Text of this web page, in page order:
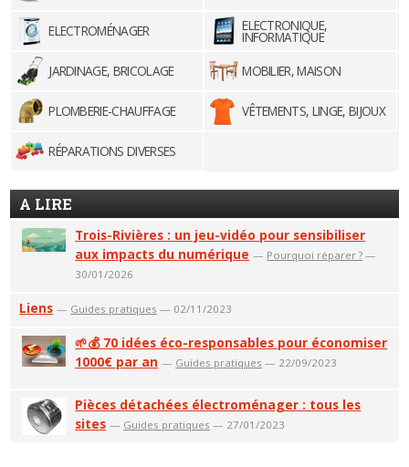
ELECTROMÉNAGER ELECTRONIQUE,
INFORMATIQUE
JARDINAGE, BRICOLAGE
MOBILIER, MAISON
PLOMBERIE-CHAUFFAGE VÊTEMENTS, LINGE, BIJOUX
RÉPARATIONS DIVERSES
A LIRE
Trois-Rivières : un jeu-vidéo pour sensibiliser
aux impacts du numérique — Pourquoi réparer ? —
30/01/2026
Liens — Guides pratiques — 02/11/2023
🌱💰 70 idées éco-responsables pour économiser
1000€ par an — Guides pratiques — 22/09/2023
Pièces détachées électroménager : tous les
sites — Guides pratiques — 27/01/2023